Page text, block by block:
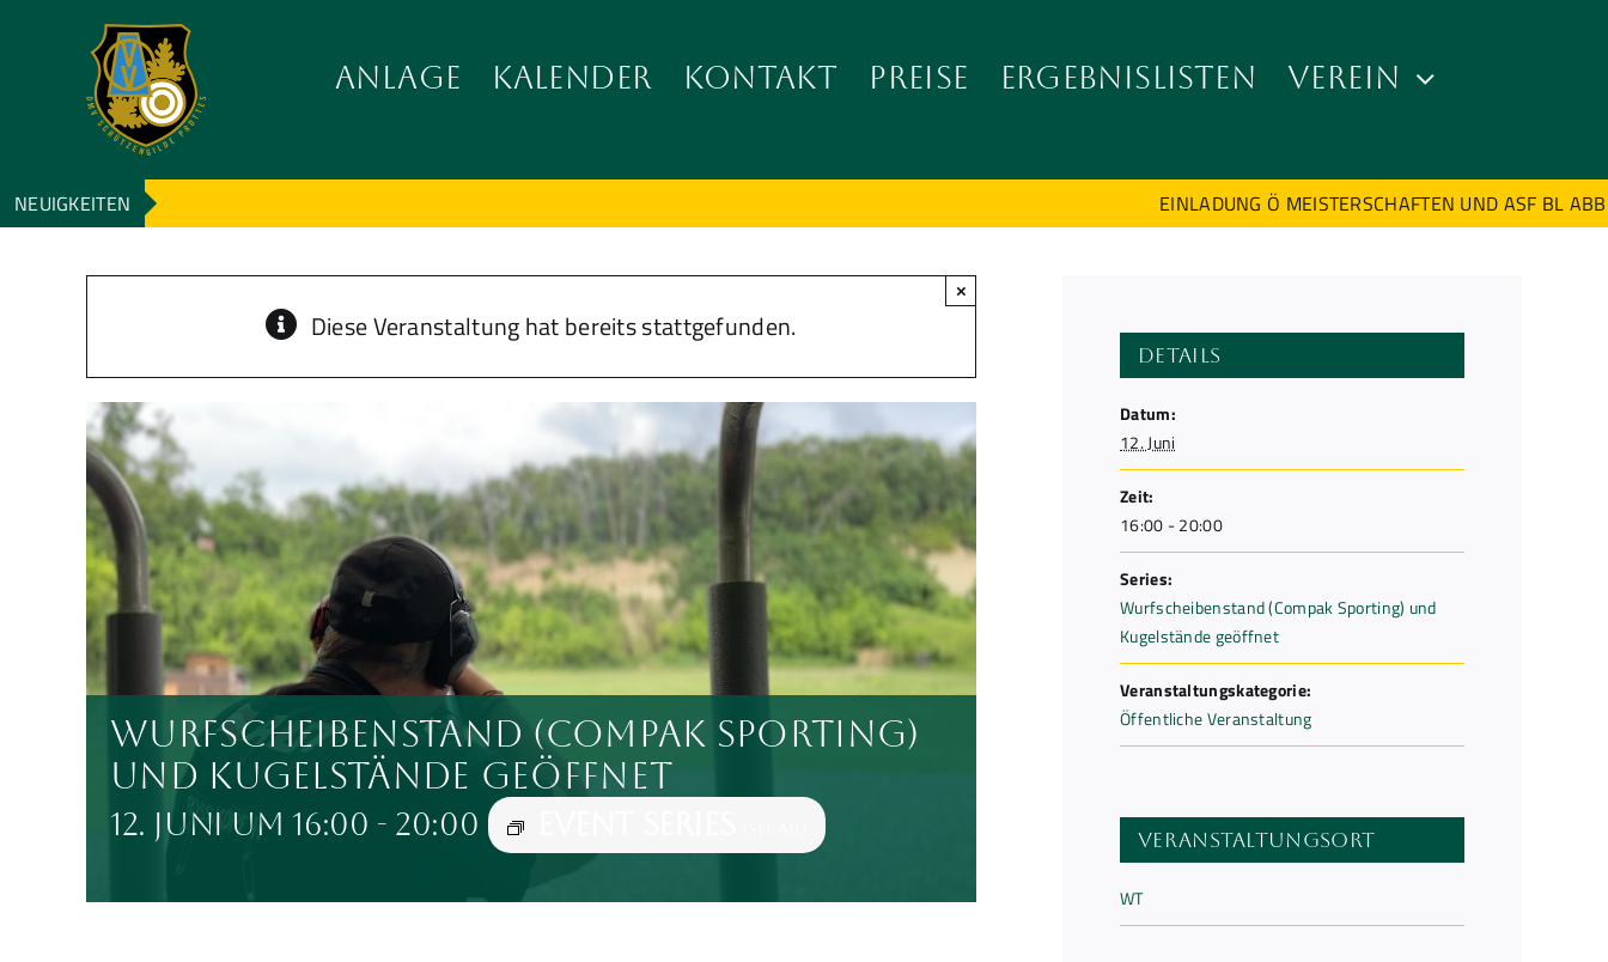
wechseln
ANLAGE KALENDER KONTAKT PREISE ERGEBNISLISTEN VEREIN
NEUIGKEITEN EINLADUNG Ö MEISTERSCHAFTEN UND ASF BL ABB
Diese Veranstaltung hat bereits stattgefunden.
×
Wurfscheibenstand (Compak Sporting)
und Kugelstände geöffnet
12. Juni um 16:00 - 20:00
Details
Datum:
12. Juni
Zeit:
16:00 - 20:00
Series:
Wurfscheibenstand (Compak Sporting) und
Kugelstände geöffnet
Veranstaltungskategorie:
Öffentliche Veranstaltung
Veranstaltungsort
WT